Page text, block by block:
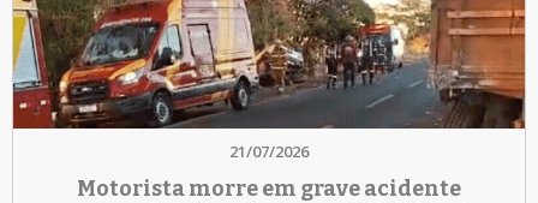
21/07/2026
Motorista morre em grave acidente